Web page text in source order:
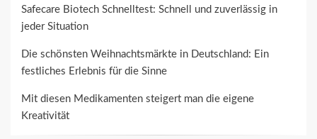
Safecare Biotech Schnelltest: Schnell und zuverlässig in
jeder Situation
Die schönsten Weihnachtsmärkte in Deutschland: Ein
festliches Erlebnis für die Sinne
Mit diesen Medikamenten steigert man die eigene
Kreativität